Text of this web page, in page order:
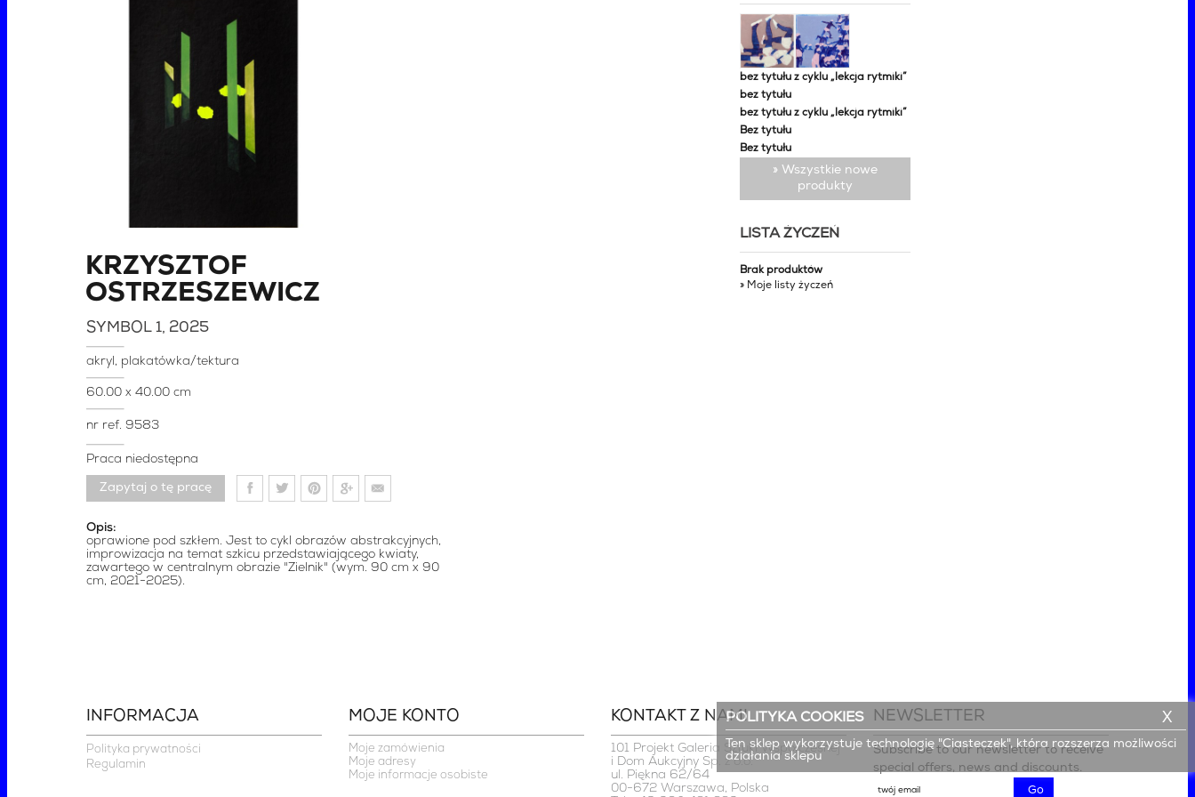
KRZYSZTOF
OSTRZESZEWICZ
SYMBOL 1, 2025
akryl, plakatówka/tektura
60.00 x 40.00 cm
nr ref. 9583
Praca niedostępna
Zapytaj o tę pracę
Opis:
oprawione pod szkłem. Jest to cykl obrazów abstrakcyjnych,
improwizacja na temat szkicu przedstawiającego kwiaty,
zawartego w centralnym obrazie "Zielnik" (wym. 90 cm x 90
cm, 2021-2025).
bez tytułu z cyklu „lekcja rytmiki”
bez tytułu
bez tytułu z cyklu „lekcja rytmiki”
Bez tytułu
Bez tytułu
» Wszystkie nowe
produkty
LISTA ŻYCZEŃ
Brak produktów
» Moje listy życzeń
INFORMACJA
Polityka prywatności
Regulamin
MOJE KONTO
Moje zamówienia
Moje adresy
Moje informacje osobiste
KONTAKT Z NAMI
101 Projekt Galeria Sztuki Współczesnej
i Dom Aukcyjny Sp. z o.o.
ul. Piękna 62/64
00-672 Warszawa, Polska
NEWSLETTER
Subscribe to our newsletter to receive
special offers, news and discounts.
POLITYKA COOKIES
Ten sklep wykorzystuje technologię "Ciasteczek", która rozszerza możliwości
działania sklepu
X